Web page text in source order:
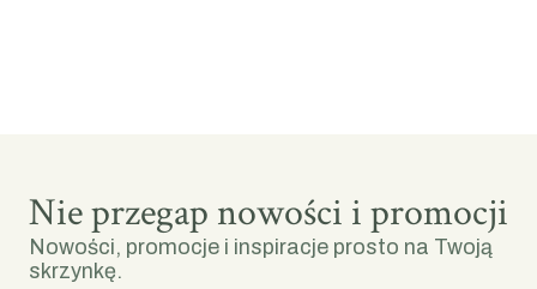
Nie przegap nowości i promocji
Nowości, promocje i inspiracje prosto na Twoją
skrzynkę.